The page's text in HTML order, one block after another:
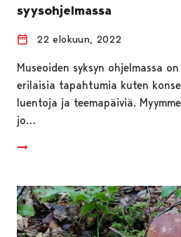
syysohjelmassa
22 elokuun, 2022
Museoiden syksyn ohjelmassa
erilaisia tapahtumia kuten
luentoja ja teemapäiviä.
jo…